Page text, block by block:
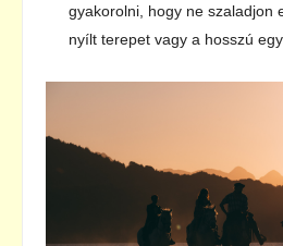
gyakorolni, hogy ne szaladjon
nyílt terepet vagy a hosszú